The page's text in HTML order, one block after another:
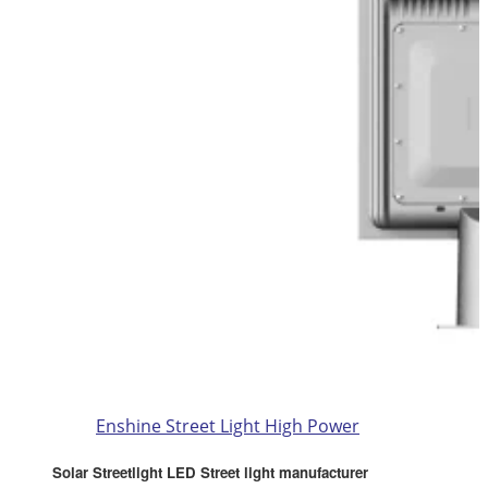
Enshine Street Light High Power
Solar Streetlight LED Street light manufacturer